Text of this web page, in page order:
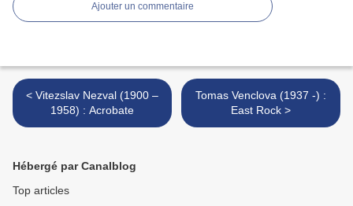
Ajouter un commentaire
< Vitezslav Nezval (1900 –
1958) : Acrobate
Tomas Venclova (1937 -) :
East Rock >
Hébergé par Canalblog
Top articles